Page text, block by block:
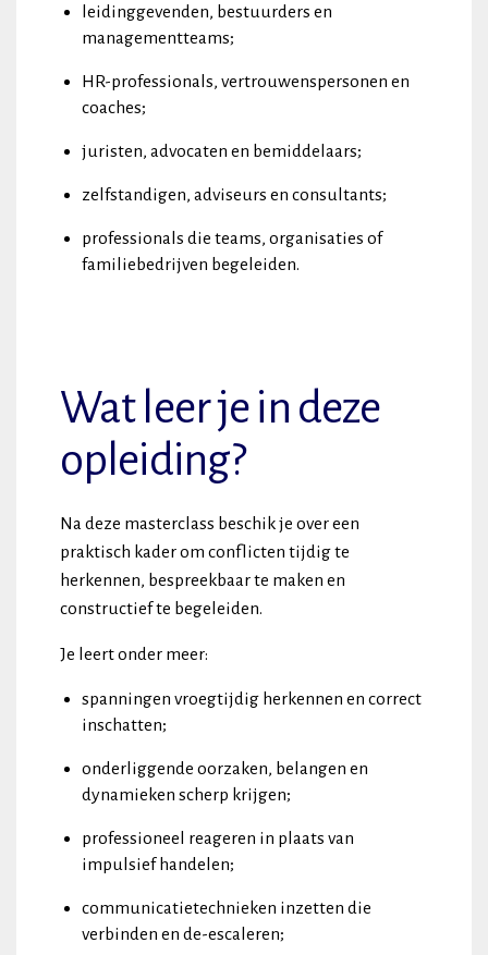
leidinggevenden, bestuurders en
managementteams;
HR-professionals, vertrouwenspersonen en
coaches;
juristen, advocaten en bemiddelaars;
zelfstandigen, adviseurs en consultants;
professionals die teams, organisaties of
familiebedrijven begeleiden.
Wat leer je in deze
opleiding?
Na deze masterclass beschik je over een
praktisch kader om conflicten tijdig te
herkennen, bespreekbaar te maken en
constructief te begeleiden.
Je leert onder meer:
spanningen vroegtijdig herkennen en correct
inschatten;
onderliggende oorzaken, belangen en
dynamieken scherp krijgen;
professioneel reageren in plaats van
impulsief handelen;
communicatietechnieken inzetten die
verbinden en de-escaleren;